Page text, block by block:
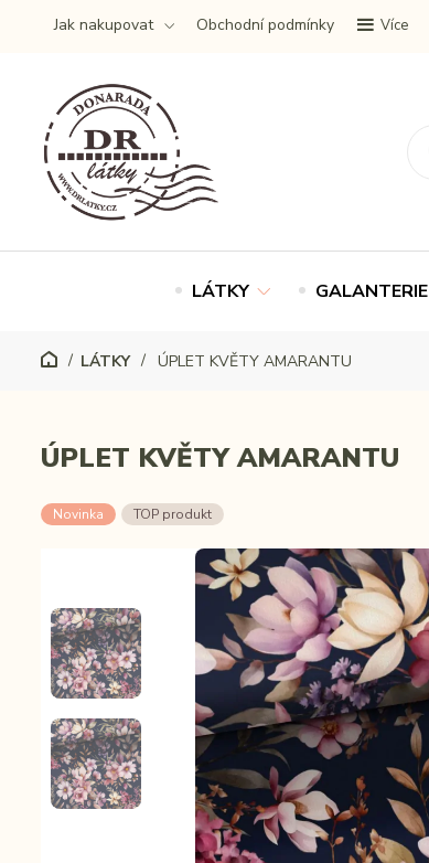
Jak nakupovat Obchodní podmínky Více
LÁTKY GALANTERIE
LÁTKY ÚPLET KVĚTY AMARANTU
ÚPLET KVĚTY AMARANTU
Novinka TOP produkt